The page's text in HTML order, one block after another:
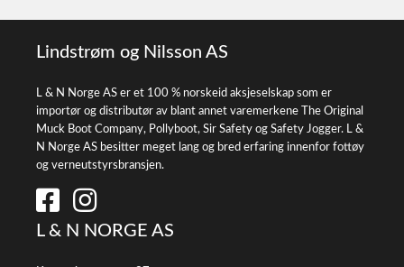
Lindstrøm og Nilsson AS
L & N Norge AS er et 100 % norskeid aksjeselskap som er
importør og distributør av blant annet varemerkene The Original
Muck Boot Company, Pollyboot, Sir Safety og Safety Jogger. L &
N Norge AS besitter meget lang og bred erfaring innenfor fottøy
og verneutstyrsbransjen.
L & N NORGE AS